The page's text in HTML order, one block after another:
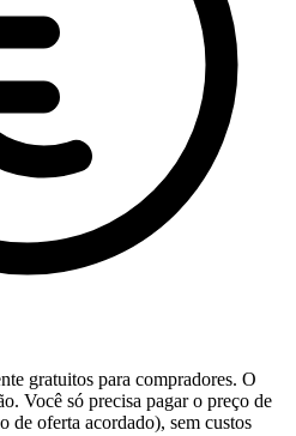
gratuitos para compradores. O
Você só precisa pagar o preço de
de oferta acordado), sem custos